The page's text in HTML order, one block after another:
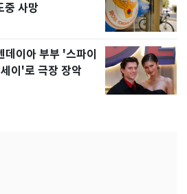
중 사망
이아 부부 '스파이
이'로 극장 장악